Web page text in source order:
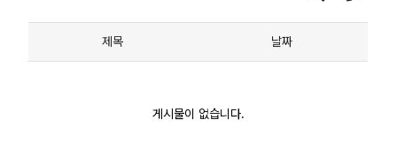
제목 날짜
게시물이 없습니다.